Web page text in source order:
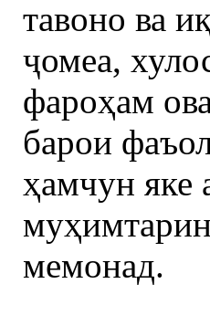
тавоно ва
ҷомеа,
фароҳам
барои
ҳамчун яке
мемонад.